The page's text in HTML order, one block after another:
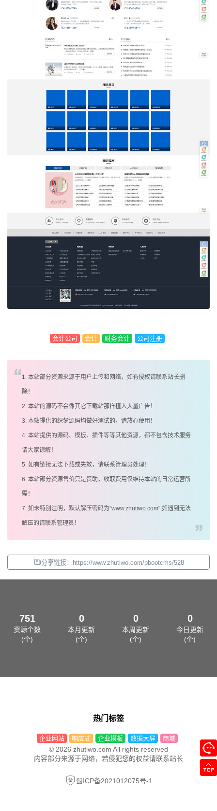
会计公司 会计 财务会计 公司注册
1. 本站部分资源来源于用户上传和网络，如有侵权请联系站长删
除！
2. 本站的源码不会像其它下载站那样植入大量广告！
3. 本站提供的织梦源码均做好测试的，请放心使用！
4. 本站提供的源码、模板、插件等等其他资源，都不包含技术服务
请大家谅解！
5. 如有链接无法下载或失效，请联系管理员处理！
6. 本站部分资源售价只是赞助，收取费用仅维持本站的日常运营所
需！
7. 如未特别注明，默认解压密码为"www.zhutiwo.com",如遇到无法
解压的请联系管理员！
分享链接：https://www.zhutiwo.com/pbootcms/528
751
资源个数
(个)
0
本月更新
(个)
0
本周更新
(个)
0
今日更新
(个)
热门标签
企业网站 响应式 企业模板 数据大屏 商城
© 2026 zhutiwo.com All rights reserved
内容部分来源于网络，若侵犯您的权益请联系站长
蜀ICP备2021012075号-1